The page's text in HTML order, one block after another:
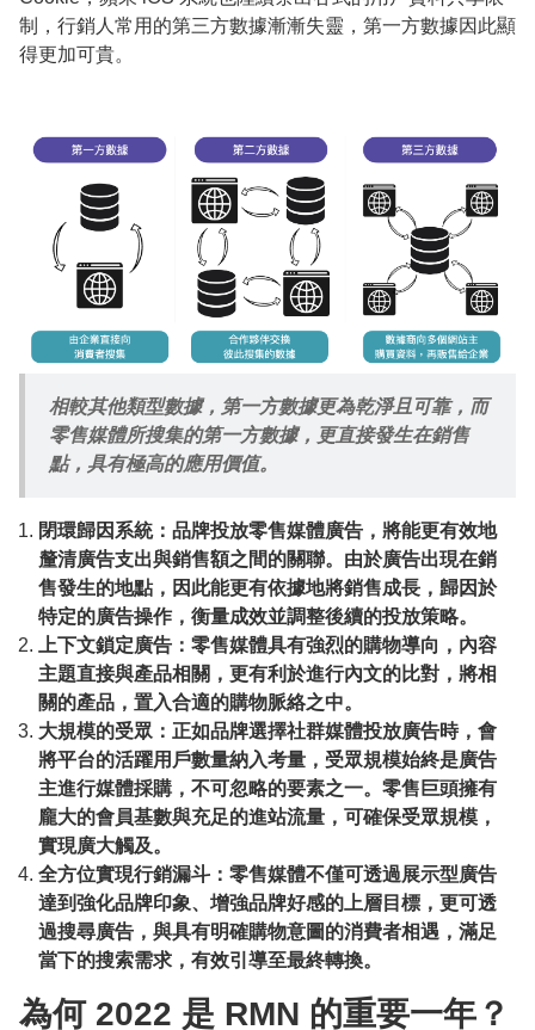
制，行銷人常用的第三方數據漸漸失靈，第一方數據因此顯
得更加可貴。
相較其他類型數據，第一方數據更為乾淨且可靠，而
零售媒體所搜集的第一方數據，更直接發生在銷售
點，具有極高的應用價值。
閉環歸因系統：品牌投放零售媒體廣告，將能更有效地
釐清廣告支出與銷售額之間的關聯。由於廣告出現在銷
售發生的地點，因此能更有依據地將銷售成長，歸因於
特定的廣告操作，衡量成效並調整後續的投放策略。
上下文鎖定廣告：零售媒體具有強烈的購物導向，內容
主題直接與產品相關，更有利於進行內文的比對，將相
關的產品，置入合適的購物脈絡之中。
大規模的受眾：正如品牌選擇社群媒體投放廣告時，會
將平台的活躍用戶數量納入考量，受眾規模始終是廣告
主進行媒體採購，不可忽略的要素之一。零售巨頭擁有
龐大的會員基數與充足的進站流量，可確保受眾規模，
實現廣大觸及。
全方位實現行銷漏斗：零售媒體不僅可透過展示型廣告
達到強化品牌印象、增強品牌好感的上層目標，更可透
過搜尋廣告，與具有明確購物意圖的消費者相遇，滿足
當下的搜索需求，有效引導至最終轉換。
為何 2022 是 RMN 的重要一年？